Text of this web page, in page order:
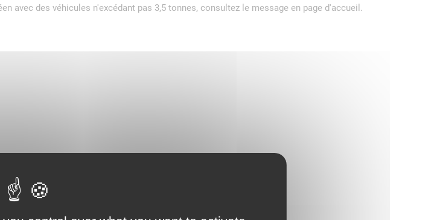
avec des véhicules n'excédant pas 3,5 tonnes, consultez le message en page d'accueil.
conducteurs...